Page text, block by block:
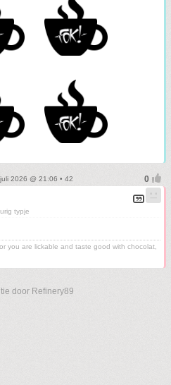
2026 @ 21:06 • 42
typje
you are lickable and taste good with chocolat,
door Refinery89